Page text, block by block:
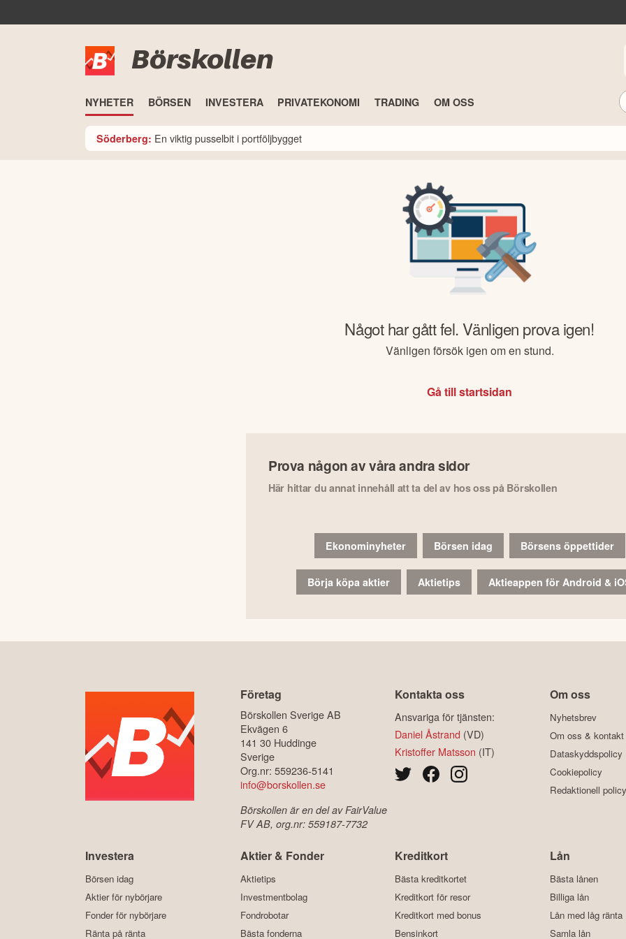
Börskollen
NYHETER BÖRSEN INVESTERA PRIVATEKONOMI TRADING OM OSS
Söderberg: En viktig pusselbit i portföljbygget
Något har gått fel. Vänligen prova igen!
Vänligen försök igen om en stund.
Gå till startsidan
Prova någon av våra andra sidor
Här hittar du annat innehåll att ta del av hos oss på Börskollen
Ekonominyheter Börsen idag Börsens öppettider
Börja köpa aktier Aktietips Aktieappen för Android &
Företag
Börskollen Sverige AB
Ekvägen 6
141 30 Huddinge
Sverige
Org.nr: 559236-5141
info@borskollen.se
Börskollen är en del av FairValue
FV AB, org.nr: 559187-7732
Kontakta oss
Ansvariga för tjänsten:
Daniel Åstrand (VD)
Kristoffer Matsson (IT)
Om oss
Nyhetsbrev
Om oss & kontakt
Dataskyddspolicy
Cookiepolicy
Redaktionell policy
Investera
Börsen idag
Aktier för nybörjare
Fonder för nybörjare
Ränta på ränta
Aktier & Fonder
Aktietips
Investmentbolag
Fondrobotar
Bästa fonderna
Kreditkort
Bästa kreditkortet
Kreditkort för resor
Kreditkort med bonus
Bensinkort
Lån
Bästa lånen
Billiga lån
Lån med låg ränta
Samla lån